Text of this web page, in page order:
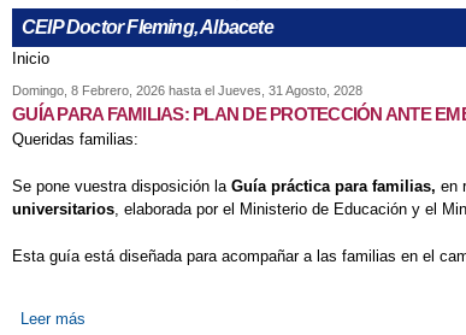
CEIP Doctor Fleming, Albacete
Se encuentra usted aquí
Inicio
Domingo, 8 Febrero, 2026 hasta el Jueves, 31 Agosto, 2028
GUÍA PARA FAMILIAS: PLAN DE PROTECCIÓN ANTE
Queridas familias:
Se pone vuestra disposición la Guía práctica para familias, en
universitarios , elaborada por el Ministerio de Educación y el
Esta guía está diseñada para acompañar a las familias en el
Leer más